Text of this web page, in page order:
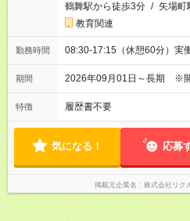
鶴舞駅から徒歩3分 / 矢場町
教育関連
勤務時間 08:30-17:15（休憩60分）実
期間 2026年09月01日～長期 ※
特徴 履歴書不要
気になる！ 応募
掲載元企業名 株式会社リク